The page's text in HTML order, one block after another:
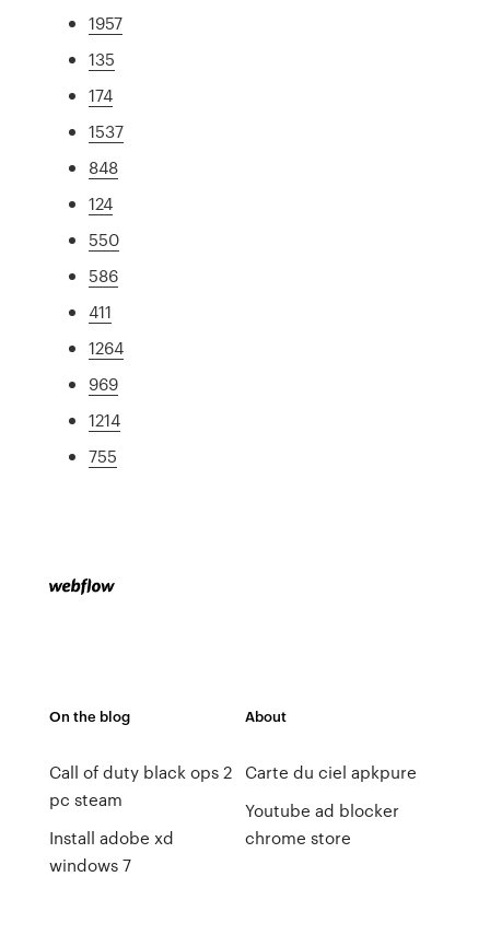
1957
135
174
1537
848
124
550
586
411
1264
969
1214
755
On the blog
Call of duty black ops 2
pc steam
Install adobe xd
windows 7
About
Carte du ciel apkpure
Youtube ad blocker
chrome store